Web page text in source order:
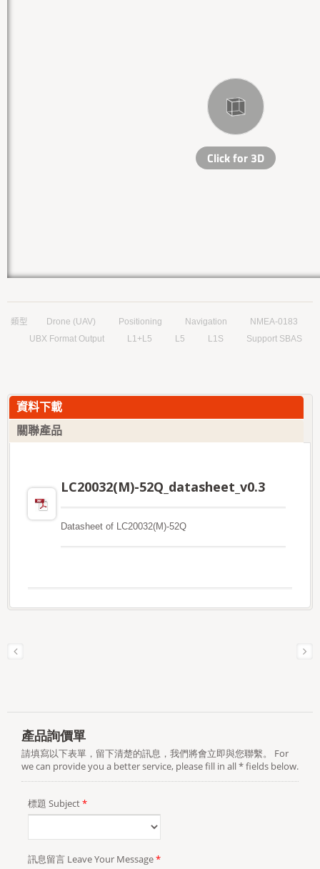
類型 Drone (UAV) Positioning Navigation
NMEA-0183
UBX Format Output
L1+L5 L5 L1S Support SBAS
資料下載
關聯產品
LC20032(M)-52Q_datasheet_v0.3
Datasheet of LC20032(M)-52Q